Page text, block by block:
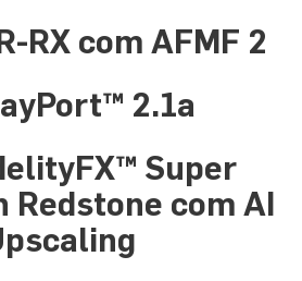
RX com AFMF 2
2.1a
Super
Redstone com AI